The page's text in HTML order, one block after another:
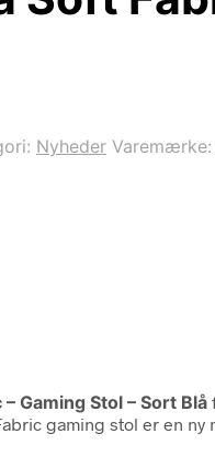
Nyheder Varemærke:
Gaming Stol – Sort Blå
gaming stol er en